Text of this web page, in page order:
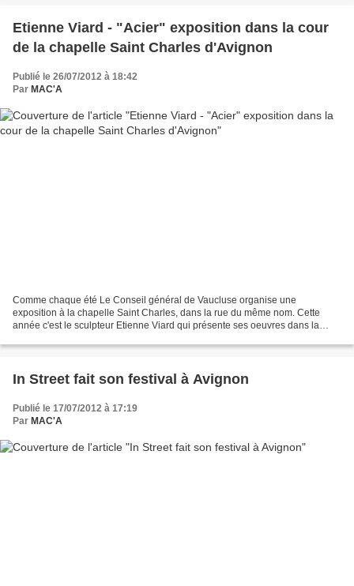
Etienne Viard - "Acier" exposition dans la cour
de la chapelle Saint Charles d'Avignon
Publié le 26/07/2012 à 18:42
Par MAC'A
Comme chaque été Le Conseil général de Vaucluse organise une
exposition à la chapelle Saint Charles, dans la rue du même nom. Cette
année c'est le sculpteur Etienne Viard qui présente ses oeuvres dans la
In Street fait son festival à Avignon
Publié le 17/07/2012 à 17:19
Par MAC'A